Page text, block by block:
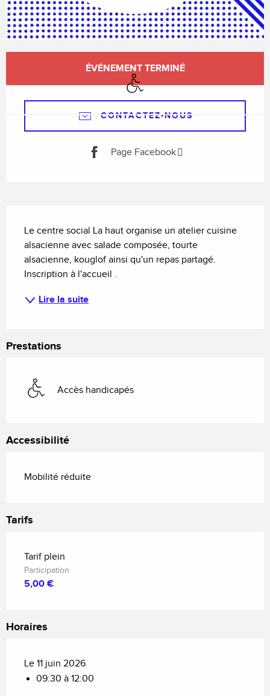
ÉVÉNEMENT TERMINÉ
Accès handicapés
CONTACTEZ-NOUS
Page Facebook
Le centre social La haut organise un atelier cuisine
alsacienne avec salade composée, tourte
alsacienne, kouglof ainsi qu'un repas partagé.
Inscription à l'accueil .
Lire la suite
Prestations
Accès handicapés
Accessibilité
Mobilité réduite
Tarifs
Tarif plein
Participation
5,00 €
Horaires
Le 11 juin 2026
09:30 à 12:00